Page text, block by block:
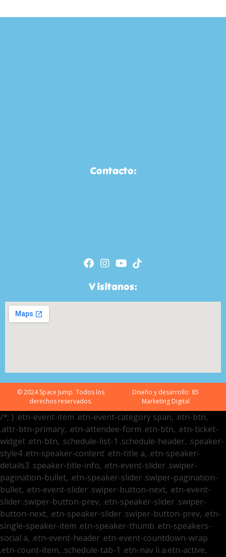
Contacto:
Visitanos:
© 2024 Space Jump. Todos los
derechos reservados.
Diseño y desarrollo: 85
Marketing Digital
/*; } .etn-event-item .etn-event-category span, .etn-btn,
.attr-btn-primary, .etn-attendee-form .etn-btn, .etn-ticket-
widget .etn-btn, .schedule-list-1 .schedule-header, .speaker-
style4 .etn-speaker-content .etn-title a, .etn-speaker-
details3 .speaker-title-info, .etn-event-slider .swiper-
pagination-bullet, .etn-speaker-slider .swiper-pagination-
bullet, .etn-event-slider .swiper-button-next, .etn-event-
slider .swiper-button-prev, .etn-speaker-slider .swiper-
button-next, .etn-speaker-slider .swiper-button-prev, .etn-
single-speaker-item .etn-speaker-thumb .etn-speakers-
social a, .etn-event-header .etn-event-countdown-wrap
.etn-count-item, .schedule-tab-1 .etn-nav li a.etn-active,